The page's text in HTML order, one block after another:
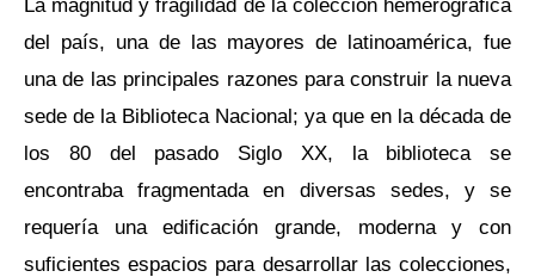
del país, una de las mayores de latinoamérica, fue
una de las principales razones para construir la nueva
sede de la Biblioteca Nacional; ya que en la década de
los 80 del pasado Siglo XX, la biblioteca se
encontraba fragmentada en diversas sedes, y se
requería una edificación grande, moderna y con
suficientes espacios para desarrollar las colecciones,